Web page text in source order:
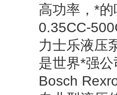
高功率，*
0.35CC-
力士乐液压
是世界*强
Bosch